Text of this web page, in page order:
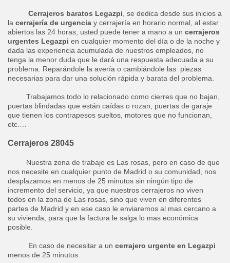
Cerrajeros baratos Legazpi, se dedica desde sus inicios a
la cerrajería de urgencia y cerrajería en horario normal, al estar
abiertos las 24 horas, usted puede tener a mano a un cerrajeros
urgentes Legazpi en cualquier momento del día o de la noche y
dada las experiencia acumulada de nuestros empleados, no
tenga la menor duda que le dará una respuesta adecuada a su
problema. Reparándole la avería o cambiándole las piezas
necesarias para dar una solución rápida y barata del problema.
Trabajamos todo lo relacionado como cierres que no bajan,
puertas blindadas que están caídas o rozan, puertas de garaje
que tienen los contrapesos sueltos, motores que no funcionan,
etc.…
Cerrajeros 28045
Nuestra zona de trabajo es Las rosas, pero en caso de que
nos necesite en cualquier punto de Madrid o su comunidad, nos
desplazamos en menos de 25 minutos sin ningún tipo de
incremento del servicio, ya que nuestros cerrajeros no viven
todos en la zona de Las rosas, sino que viven en diferentes
partes de Madrid y en ese caso le enviaremos al mas cercano a
su vivienda, para que la factura le salga lo mas económica
posible.
En caso de necesitar a un cerrajero urgente en Legazpi
menos de 25 minutos.